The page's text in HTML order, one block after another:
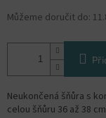
Můžeme doručit do:
Neukončená šňůra s
celou šňůru 36 až 38 cm